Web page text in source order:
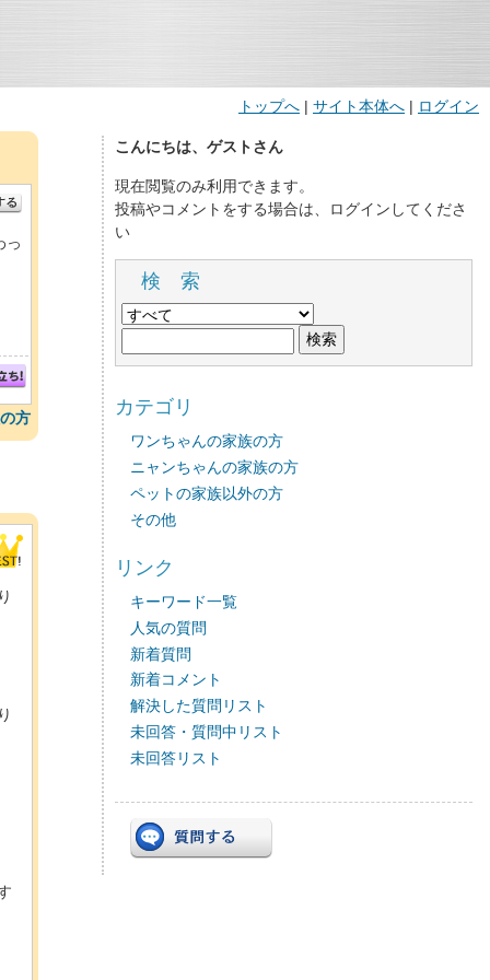
トップへ | サイト本体へ | ログイン
っ
方
こんにちは、ゲストさん
現在閲覧のみ利用できます。
投稿やコメントをする場合は、ログインしてくださ
い
検 索
カテゴリ
ワンちゃんの家族の方
ニャンちゃんの家族の方
ペットの家族以外の方
その他
リンク
キーワード一覧
人気の質問
新着質問
新着コメント
解決した質問リスト
未回答・質問中リスト
未回答リスト